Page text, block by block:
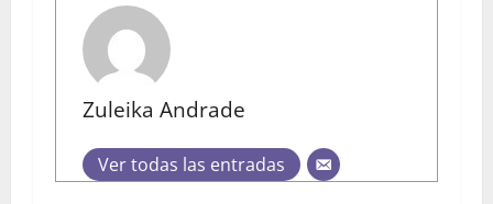
Zuleika Andrade
Ver todas las entradas